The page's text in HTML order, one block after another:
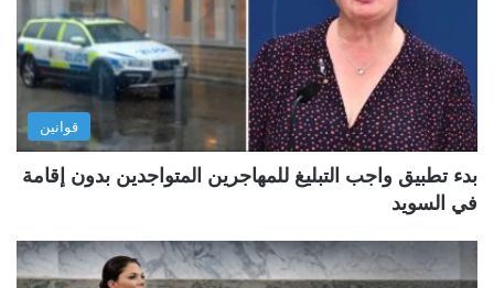
قوانين
بدء تطبيق واجب التبليغ للمهاجرين المتواجدين بدون إقامة
في السويد